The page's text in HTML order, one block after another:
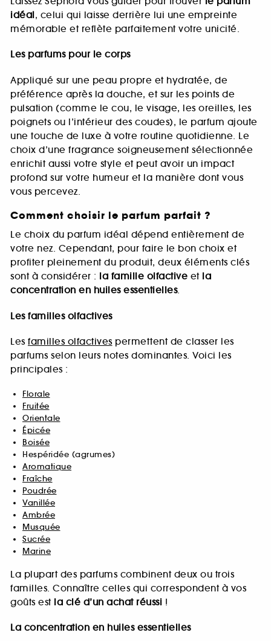
idéal, celui qui laisse derrière lui une empreinte
mémorable et reflète parfaitement votre unicité.
Les parfums pour le corps
Appliqué sur une peau propre et hydratée, de
préférence après la douche, et sur les points de
pulsation (comme le cou, le visage, les oreilles, les
poignets ou l’intérieur des coudes), le parfum ajoute
une touche de luxe à votre routine quotidienne. Le
choix d’une fragrance soigneusement sélectionnée
enrichit aussi votre style et peut avoir un impact
profond sur votre humeur et la manière dont vous
vous percevez.
Comment choisir le parfum parfait ?
Le choix du parfum idéal dépend entièrement de
votre nez. Cependant, pour faire le bon choix et
profiter pleinement du produit, deux éléments clés
sont à considérer : la famille olfactive et la
concentration en huiles essentielles.
Les familles olfactives
Les familles olfactives permettent de classer les
parfums selon leurs notes dominantes. Voici les
principales :
Florale
Fruitée
Orientale
Épicée
Boisée
Hespéridée (agrumes)
Aromatique
Fraîche
Poudrée
Vanillée
Ambrée
Musquée
Sucrée
Marine
La plupart des parfums combinent deux ou trois
familles. Connaître celles qui correspondent à vos
goûts est la clé d’un achat réussi !
La concentration en huiles essentielles